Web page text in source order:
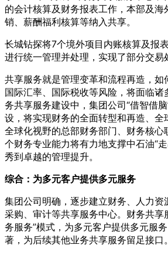
的会计核算及财务报表工作，本部及海
销、薪酬福利核算等纳入共享。
长城钻探将7个境外项目内账核算及报
进行统一管理并处理，实现了部分交易
共享服务就是管理变革和流程再造，如
国际汇率、国际税收等风险，将面临
务共享服务建设中，集团公司“借智借
设，将实现财务的全面转型和再造、全
全球化视野的总部财务部门、财务核心
个财务专业能力将有力地支撑中石油“
秀到卓越的管理提升。
综合：为多元客户提供多元服务
集团公司明确，逐步建立财务、人力资
采购、审计等共享服务中心。财务共享
务服务”模式，为多元客户提供多元服
著，为后续其他业务共享服务留足接口。